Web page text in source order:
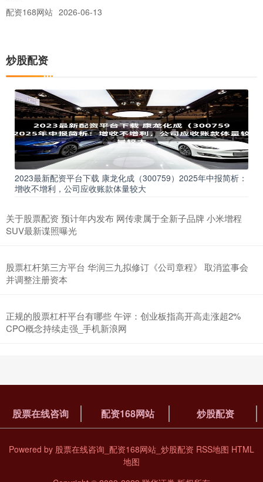
配资168网站 2026-06-13
网上杠杆炒股 新款智界R7/S7内饰官图 增罗兰紫配色/车规级凝光贝
母工艺
股票在线咨询 2026-06-16
易车讯 8月6日，我们从官方获得了智界R7和智界S7改款车型内饰官
图，新车型新增罗兰紫内饰，并实现车规级“凝光贝母工艺”
配资平台是实盘吗 本周A股市场涨跌榜：三大指数集体反弹，科技板
块强势领跑
配资168网站 2026-06-26
本周(11月24日至11月28日)，A股三大指数均迎来反弹。截至周五收
配资软件哪个好 华润三九将召开临时股东会，审议关联交易及多项制
中访网数据 华润三九医药股份有限公司(股票代码：000999)于2025
年12月9日发布公告，宣布将于2025年12月
什么是股票杠杆交易 轩锋—金银再度进入疯狂时代，原油反弹到位空
不变！
炒股配资
2023最新配资平台下载 康龙化成（300759）2025年中报简析：
增收不增利，公司应收账款体量较大
关于股票配资 预计年内发布 网传隶属于全新子品牌 小米增程
SUV最新谍照曝光
股票杠杆第三方平台 华润三九拟修订《公司章程》 取消监事会
并调整注册资本
正规的股票杠杆平台有哪些 午评：创业板指高开高走涨超2%
CPO概念持续走强_手机新浪网
股票在线咨询 配资168网站 炒股配资
Powered by 股票在线咨询_配资168网站_炒股配资 RSS地图 HTML
地图